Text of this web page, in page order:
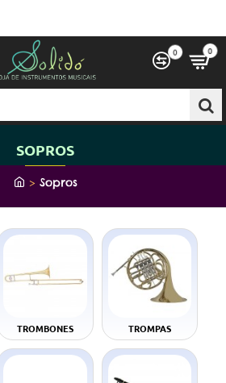
0 0
SOPROS
h
e
Sopros
TROMBONES TROMPAS